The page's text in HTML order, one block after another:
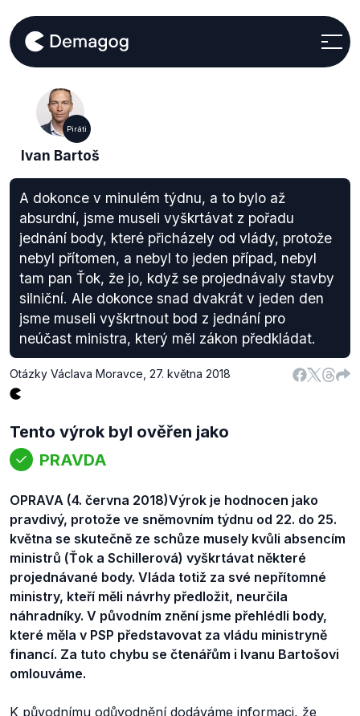
Piráti
Ivan Bartoš
A dokonce v minulém týdnu, a to bylo až
absurdní, jsme museli vyškrtávat z pořadu
jednání body, které přicházely od vlády, protože
nebyl přítomen, a nebyl to jeden případ, nebyl
tam pan Ťok, že jo, když se projednávaly stavby
silniční. Ale dokonce snad dvakrát v jeden den
jsme museli vyškrtnout bod z jednání pro
neúčast ministra, který měl zákon předkládat.
Otázky Václava Moravce 27. května 2018
Tento výrok byl ověřen jako
PRAVDA
OPRAVA (4. června 2018)Výrok je hodnocen jako
pravdivý, protože ve sněmovním týdnu od 22. do 25.
května se skutečně ze schůze musely kvůli absencím
ministrů (Ťok a Schillerová) vyškrtávat některé
projednávané body. Vláda totiž za své nepřítomné
ministry, kteří měli návrhy předložit, neurčila
náhradníky. V původním znění jsme přehlédli body,
které měla v PSP představovat za vládu ministryně
financí. Za tuto chybu se čtenářům i Ivanu Bartošovi
omlouváme.
K původnímu odůvodnění dodáváme informaci, že